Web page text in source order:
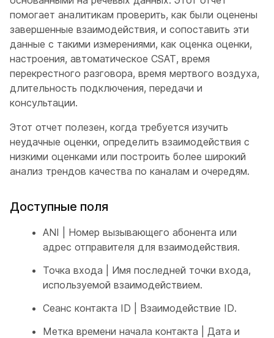
помогает аналитикам проверить, как были оценены
завершенные взаимодействия, и сопоставить эти
данные с такими измерениями, как оценка оценки,
настроения, автоматическое CSAT, время
перекрестного разговора, время мертвого воздуха,
длительность подключения, передачи и
консультации.
Этот отчет полезен, когда требуется изучить
неудачные оценки, определить взаимодействия с
низкими оценками или построить более широкий
анализ трендов качества по каналам и очередям.
Доступные поля
ANI | Номер вызывающего абонента или
адрес отправителя для взаимодействия.
Точка входа | Имя последней точки входа,
используемой взаимодействием.
Сеанс контакта ID | Взаимодействие ID.
Метка времени начала контакта | Дата и